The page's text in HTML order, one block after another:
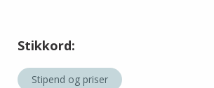
Stikkord:
Stipend og priser